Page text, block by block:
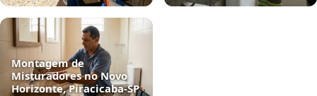
Montagem de
Misturadores no Novo
Horizonte, Piracicaba‑SP